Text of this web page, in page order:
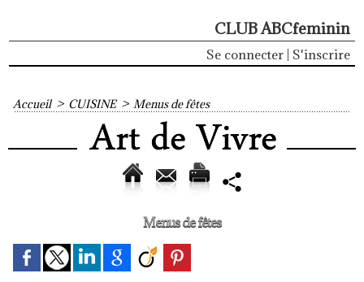
CLUB ABCfeminin
Se connecter S'inscrire
Accueil > CUISINE > Menus de fêtes
Menus de fêtes